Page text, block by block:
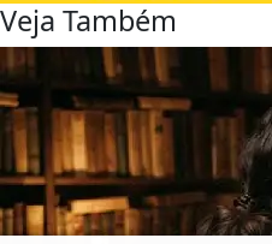
Veja Também